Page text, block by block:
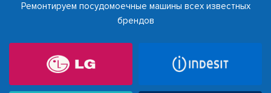
Ремонтируем посудомоечные машины всех известных
брендов